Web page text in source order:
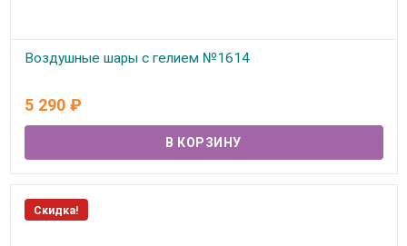
Воздушные шары с гелием №1614
5 290 ₽
Скидка!